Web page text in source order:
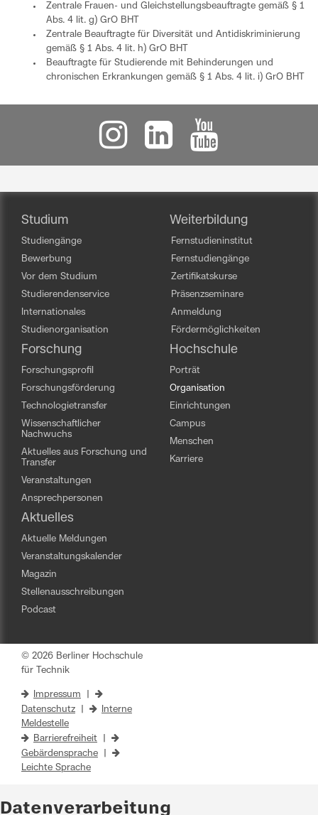
Zentrale Frauen- und Gleichstellungsbeauftragte gemäß § 1
Abs. 4 lit. g) GrO BHT
Zentrale Beauftragte für Diversität und Antidiskriminierung
gemäß § 1 Abs. 4 lit. h) GrO BHT
Beauftragte für Studierende mit Behinderungen und
chronischen Erkrankungen gemäß § 1 Abs. 4 lit. i) GrO BHT
Studium
Studiengänge
Bewerbung
Vor dem Studium
Studierendenservice
Internationales
Studienorganisation
Weiterbildung
Fernstudieninstitut
Fernstudiengänge
Zertifikatskurse
Präsenzseminare
Anmeldung
Fördermöglichkeiten
Forschung
Forschungsprofil
Forschungsförderung
Technologietransfer
Wissenschaftlicher
Nachwuchs
Aktuelles aus Forschung und
Transfer
Veranstaltungen
Ansprechpersonen
Hochschule
Porträt
Organisation
Einrichtungen
Campus
Menschen
Karriere
Aktuelles
Aktuelle Meldungen
Veranstaltungskalender
Magazin
Stellenausschreibungen
Podcast
© 2026 Berliner Hochschule
für Technik
Impressum
Datenschutz
Interne
Meldestelle
Barrierefreiheit
Gebärdensprache
Leichte Sprache
Datenverarbeitung